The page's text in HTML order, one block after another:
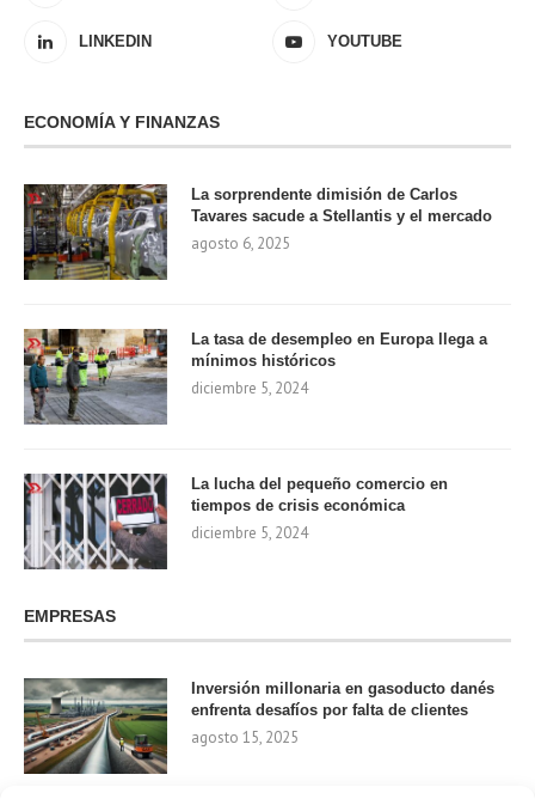
LINKEDIN YOUTUBE
ECONOMÍA Y FINANZAS
La sorprendente dimisión de Carlos
Tavares sacude a Stellantis y el mercado
agosto 6, 2025
La tasa de desempleo en Europa llega a
mínimos históricos
diciembre 5, 2024
La lucha del pequeño comercio en
tiempos de crisis económica
diciembre 5, 2024
EMPRESAS
Inversión millonaria en gasoducto danés
enfrenta desafíos por falta de clientes
agosto 15, 2025